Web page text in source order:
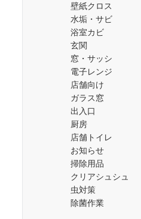
壁紙クロス
水垢・サビ
浴室カビ
玄関
窓・サッシ
電子レンジ
店舗向け
ガラス窓
出入口
厨房
店舗トイレ
お知らせ
掃除用品
クリアシュシュ
虫対策
除菌作業